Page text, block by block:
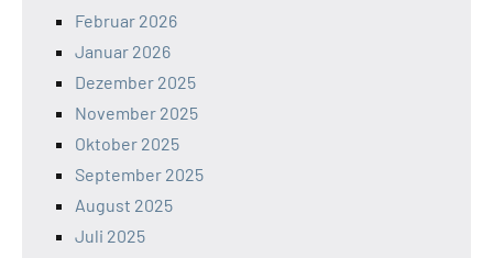
Februar 2026
Januar 2026
Dezember 2025
November 2025
Oktober 2025
September 2025
August 2025
Juli 2025